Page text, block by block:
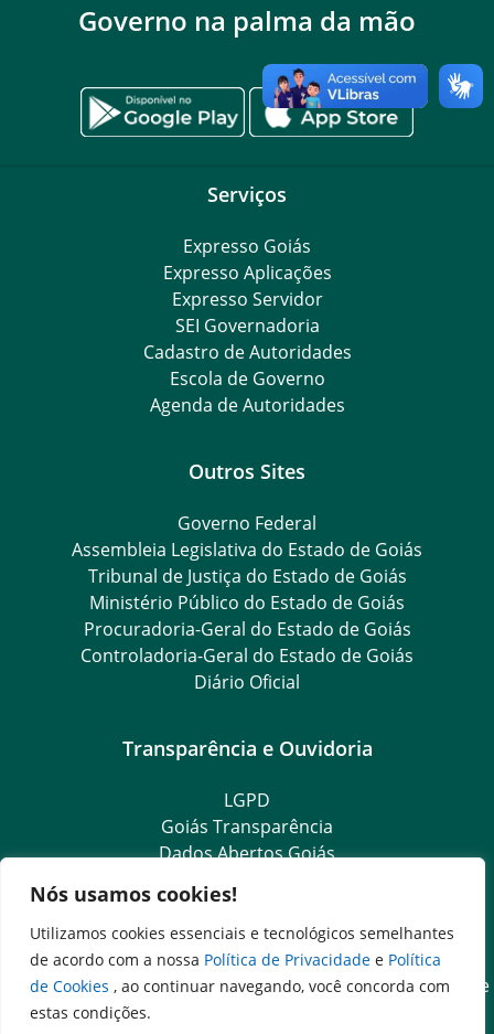
Nós usamos cookies!
Utilizamos cookies essenciais e tecnológicos semelhantes
de acordo com a nossa Política de Privacidade e Política
de Cookies , ao continuar navegando, você concorda com
estas condições.
Governo na palma da mão
Serviços
Expresso Goiás
Expresso Aplicações
Expresso Servidor
SEI Governadoria
Cadastro de Autoridades
Escola de Governo
Agenda de Autoridades
Outros Sites
Governo Federal
Assembleia Legislativa do Estado de Goiás
Tribunal de Justiça do Estado de Goiás
Ministério Público do Estado de Goiás
Procuradoria-Geral do Estado de Goiás
Controladoria-Geral do Estado de Goiás
Diário Oficial
Transparência e Ouvidoria
LGPD
Goiás Transparência
Dados Abertos Goiás
Ouvidoria Geral
SIC – Serviço de Informação ao Cidadão
e-SIC – Serviço Eletrônico de Informação ao Cidadão
Acesso às Informações das Organizações Sociais de Saúde